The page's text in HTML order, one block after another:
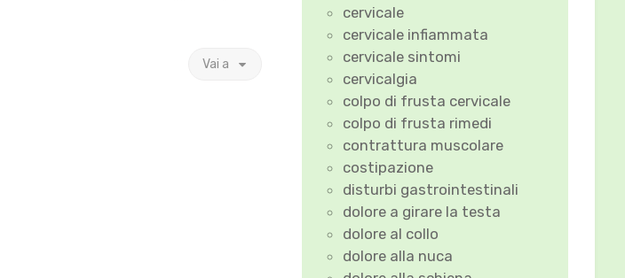
Vai a
cervicale
cervicale infiammata
cervicale sintomi
cervicalgia
colpo di frusta cervicale
colpo di frusta rimedi
contrattura muscolare
costipazione
disturbi gastrointestinali
dolore a girare la testa
dolore al collo
dolore alla nuca